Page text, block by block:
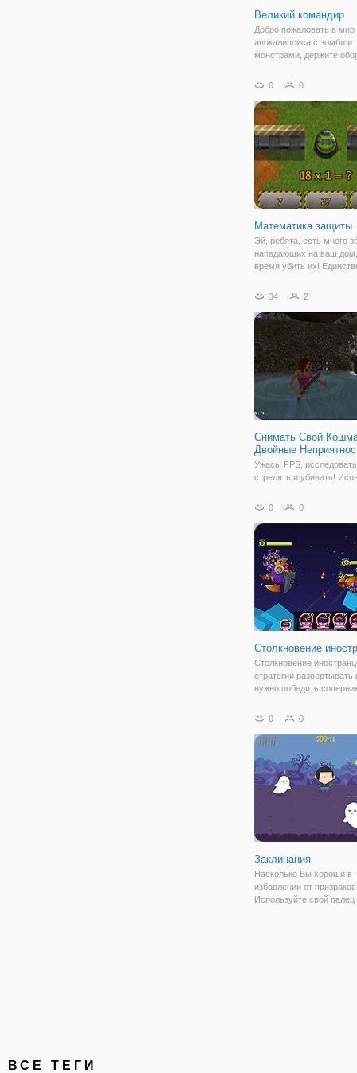
Великий командир
Добро пожаловать в мир
апокалипсиса с зомби и
монстрами, держите
бесконечными врагами с
опасности, стреляйте в
вы не можете убить
0 0
Математика защиты
Эй, ребята, есть много
нападающих на ваш
время убить их!
пушка, и единственный
математические
долго вы
34 2
Снимать Свой
Двойные
Ужасы FPS,
стрелять и убивать!
кошмары! Исследуйте
Грузы из пушки! Два
бонусный уровень!
2020 Ваш Кошмар
0 0
Столкновение
Столкновение
стратегии развертывать
нужно победить
Выбрав нужное судно в
выиграть битву.
0 0
Заклинания
Насколько Вы хороши в
избавлении от
Используйте свой палец
ВСЕ ТЕГИ